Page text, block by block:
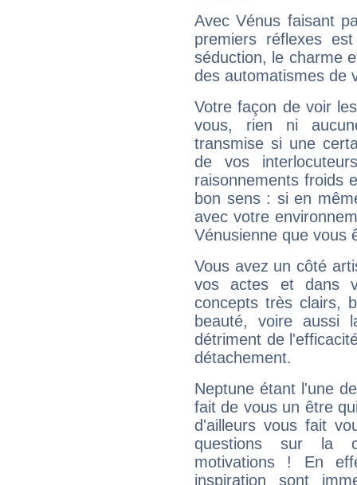
Avec Vénus faisant
premiers réflexes
séduction, le charme
des automatismes de
Votre façon de voir
vous, rien ni
transmise si une
de vos
raisonnements froids
bon sens : si en
avec votre
Vénusienne que vous
Vous avez un côté
vos actes et dans
concepts très clairs,
beauté, voire aussi
détriment de
détachement.
Neptune étant l'une
fait de vous un être
d'ailleurs vous fait
questions sur la
motivations ! En
inspiration sont